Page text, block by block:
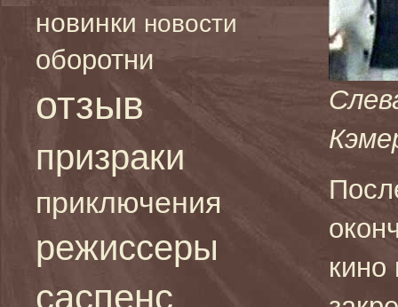
новинки новости
оборотни
отзыв
призраки
приключения
режиссеры
саспенс
кино